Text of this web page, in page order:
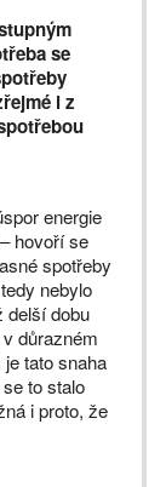
se
i z
energie
hovoří se
spotřeby
nebylo
delší dobu
důrazném
tato snaha
to stalo
i proto, že